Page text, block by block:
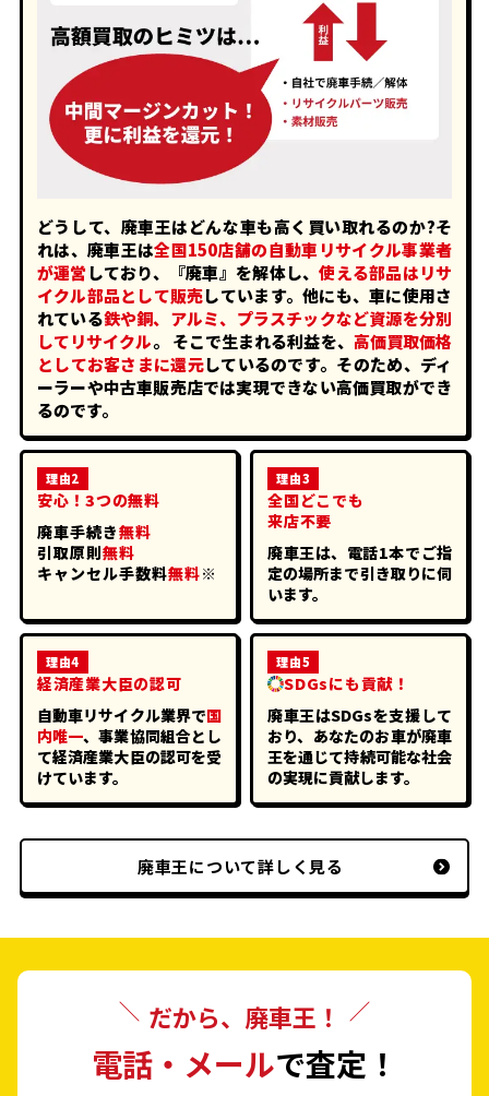
どうして、廃車王はどんな車も高く買い取れるのか?そ
れは、廃車王は全国150店舗の自動車リサイクル事業者
が運営 しており、『廃車』を解体し、使える部品はリサ
イクル部品として販売しています。他にも、車に使用さ
れている鉄や銅、アルミ、プラスチックなど資源を分別
してリサイクル。 そこで生まれる利益を、 高価買取価格
としてお客さまに還元しているのです。そのため、ディ
ーラーや中古車販売店では実現できない高価買取ができ
るのです。
理由2
安心！3つの無料
廃車手続き無料
引取原則無料
キャンセル手数料無料※
理由3
全国どこでも
来店不要
廃車王は、電話1本でご指
定の場所まで引き取りに伺
います。
理由4
経済産業大臣の認可
自動車リサイクル業界で国
内唯一、事業協同組合とし
て経済産業大臣の認可を受
けています。
理由5
SDGsにも貢献！
廃車王はSDGsを支援して
おり、あなたのお車が廃車
王を通じて持続可能な社会
の実現に貢献します。
廃車王について詳しく見る
だから、廃車王！
電話・メールで査定！